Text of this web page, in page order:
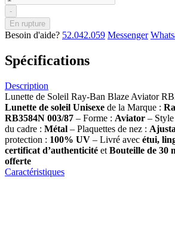
-
En rupture
Besoin d'aide? 52.042.059 Messenger
Spécifications
Description
Lunette de Soleil Ray-Ban Blaze Aviator
Lunette de soleil Unisexe de la Marque :
RB3584N 003/87 – Forme : Aviator – Style
du cadre : Métal – Plaquettes de nez :
protection : 100% UV – Livré avec étui,
certificat d’authenticité et Bouteille de 30
offerte
Caractéristiques